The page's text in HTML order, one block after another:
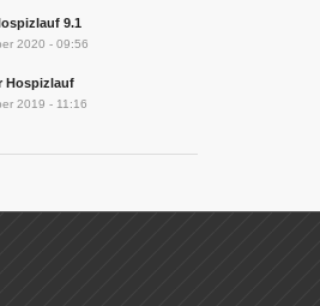
9.1
2020 - 09:56
Hospizlauf
2019 - 11:16